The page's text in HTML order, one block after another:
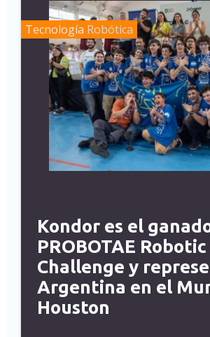
Tecnología Robótica
Kondor es el
PROBOTAE Robotic
Challenge y
Argentina en el
Houston